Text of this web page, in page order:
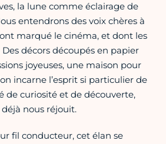
la lune comme éclairage de
entendrons des voix chères à
marqué le cinéma, et dont les
Des décors découpés en papier
joyeuses, une maison pour
incarne l’esprit si particulier de
de curiosité et de découverte,
nous réjouit.
fil conducteur, cet élan se